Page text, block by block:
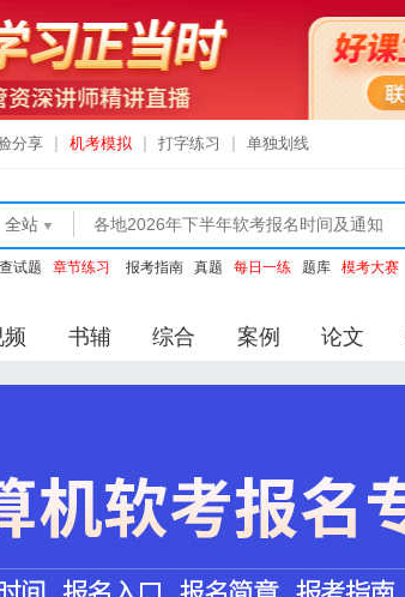
分享 机考模拟 打字练习 单独划线
全站
查试题 章节练习 报考指南 真题 每日一练 题库 模考大赛
频 书辅 综合 案例 论文